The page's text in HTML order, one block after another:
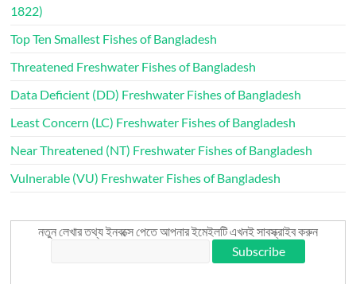
1822)
Top Ten Smallest Fishes of Bangladesh
Threatened Freshwater Fishes of Bangladesh
Data Deficient (DD) Freshwater Fishes of Bangladesh
Least Concern (LC) Freshwater Fishes of Bangladesh
Near Threatened (NT) Freshwater Fishes of Bangladesh
Vulnerable (VU) Freshwater Fishes of Bangladesh
নতুন লেখার তথ্য ইনবক্সে পেতে আপনার ইমেইলটি এখনই সাবস্ক্রাইব করুন